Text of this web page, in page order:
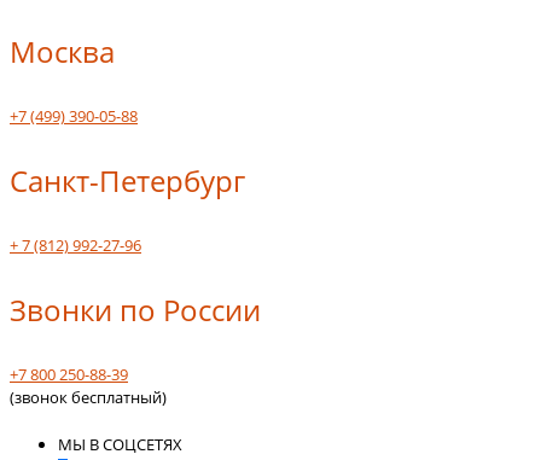
Москва
+7 (499) 390-05-88
Санкт-Петербург
+ 7 (812) 992-27-96
Звонки по России
+7 800 250-88-39
(звонок бесплатный)
МЫ В СОЦСЕТЯХ